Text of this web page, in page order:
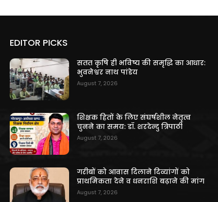
EDITOR PICKS
सतत कृषि ही भविष्य की समृद्धि का आधार:
भुवनेश्वर नाथ पांडेय
August 7, 2026
शिक्षक हितों के लिए संघर्षशील नेतृत्व
चुनने का समय: डॉ. शरदेन्दु त्रिपाठी
August 7, 2026
गरीबों को आवास दिलाने दिव्यांगों को
प्राथमिकता देने व धनराशि बढ़ाने की मांग
August 7, 2026